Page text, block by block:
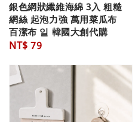
銀色網狀纖維海綿 3入 粗糙
網絲 起泡力強 萬用菜瓜布
百潔布 일 韓國大創代購
Regular
NT$ 79